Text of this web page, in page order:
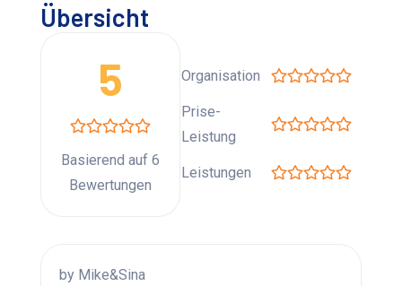
Übersicht
5
Basierend auf 6
Bewertungen
Organisation
Prise-
Leistung
Leistungen
by Mike&Sina